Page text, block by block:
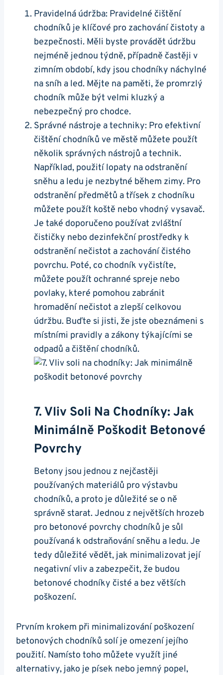
Pravidelná údržba: Pravidelné čištění
chodníků je klíčové pro zachování čistoty a
bezpečnosti. Měli byste ⁢provádět ⁢údržbu
nejméně jednou týdně, ⁤případně častěji v
zimním období, kdy jsou chodníky náchylné
⁢na sníh ​a led. ⁤Mějte na paměti, že promrzlý
chodník může být velmi kluzký a
‍nebezpečný pro⁢ chodce.
Správné nástroje a techniky: Pro efektivní
čištění chodníků ve městě můžete použít
několik správných nástrojů a technik.
Například,⁣ použití lopaty na odstranění
‍sněhu a ledu je nezbytné během zimy. Pro
odstranění‌ předmětů a třísek z chodníku
můžete použít koště‍ nebo vhodný vysavač.
Je také doporučeno používat zvláštní
čističky nebo dezinfekční ‍prostředky ‌k
odstranění ⁣nečistot a zachování‍ čistého
povrchu. Poté, co chodník⁣ vyčistíte,
můžete použít ochranné spreje nebo
povlaky, které pomohou zabránit⁤
hromadění ‍nečistot ⁢a zlepší celkovou
údržbu. Buďte si‌ jisti, že jste obeznámeni s
⁢místními ⁤pravidly a zákony týkajícími se
odpadů a‍ čištění chodníků.
7. Vliv Soli‍ Na Chodníky: Jak
⁤minimálně Poškodit Betonové
⁣povrchy
Betony jsou jednou z nejčastěji⁢
používaných materiálů pro výstavbu
chodníků, a proto je ⁣důležité se o ně ​
správně starat. Jednou z největších‍ hrozeb
⁤pro betonové povrchy chodníků⁣ je sůl
používaná k odstraňování sněhu‍ a ledu. Je⁢
tedy důležité vědět, jak minimalizovat její
negativní vliv a zabezpečit, že budou
betonové ‍chodníky čisté ‌a bez větších
poškození.
Prvním krokem při minimalizování poškození
betonových chodníků solí je‌ omezení jejího
‍použití. Namísto toho ‌můžete ‍využít jiné
alternativy, ​jako je písek ⁢nebo jemný popel,